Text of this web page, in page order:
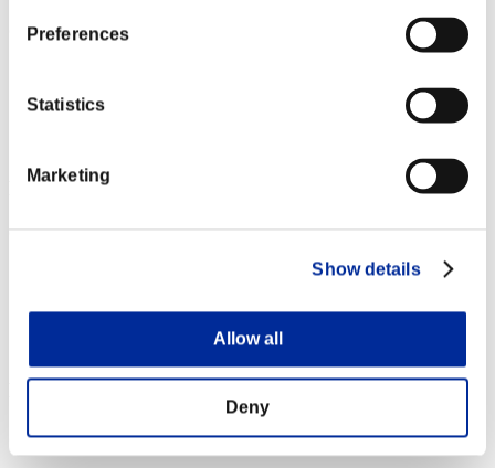
Preferences
Statistics
Marketing
Show details
Allow all
Deny
Classement
Récompenses (coop)
Classement
Succès